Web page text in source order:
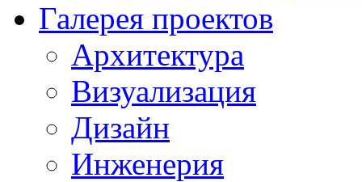
Галерея проектов
Архитектура
Визуализация
Дизайн
Инженерия